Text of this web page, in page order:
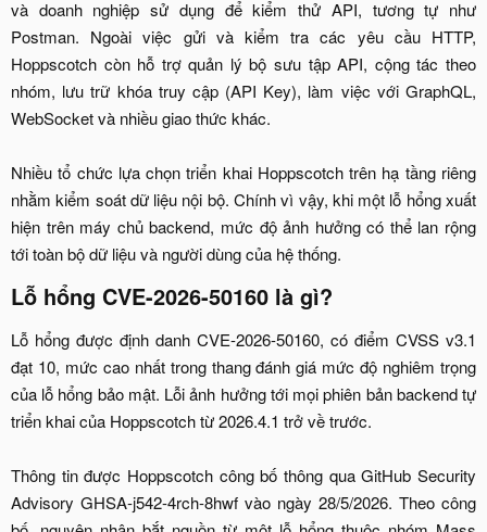
và doanh nghiệp sử dụng để kiểm thử API, tương tự như
Postman. Ngoài việc gửi và kiểm tra các yêu cầu HTTP,
Hoppscotch còn hỗ trợ quản lý bộ sưu tập API, cộng tác theo
nhóm, lưu trữ khóa truy cập (API Key), làm việc với GraphQL,
WebSocket và nhiều giao thức khác.
Nhiều tổ chức lựa chọn triển khai Hoppscotch trên hạ tầng riêng
nhằm kiểm soát dữ liệu nội bộ. Chính vì vậy, khi một lỗ hổng xuất
hiện trên máy chủ backend, mức độ ảnh hưởng có thể lan rộng
tới toàn bộ dữ liệu và người dùng của hệ thống.​
Lỗ hổng CVE-2026-50160 là gì?​
Lỗ hổng được định danh CVE-2026-50160, có điểm CVSS v3.1
đạt 10, mức cao nhất trong thang đánh giá mức độ nghiêm trọng
của lỗ hổng bảo mật. Lỗi ảnh hưởng tới mọi phiên bản backend tự
triển khai của Hoppscotch từ 2026.4.1 trở về trước.
Thông tin được Hoppscotch công bố thông qua GitHub Security
Advisory GHSA-j542-4rch-8hwf vào ngày 28/5/2026. Theo công